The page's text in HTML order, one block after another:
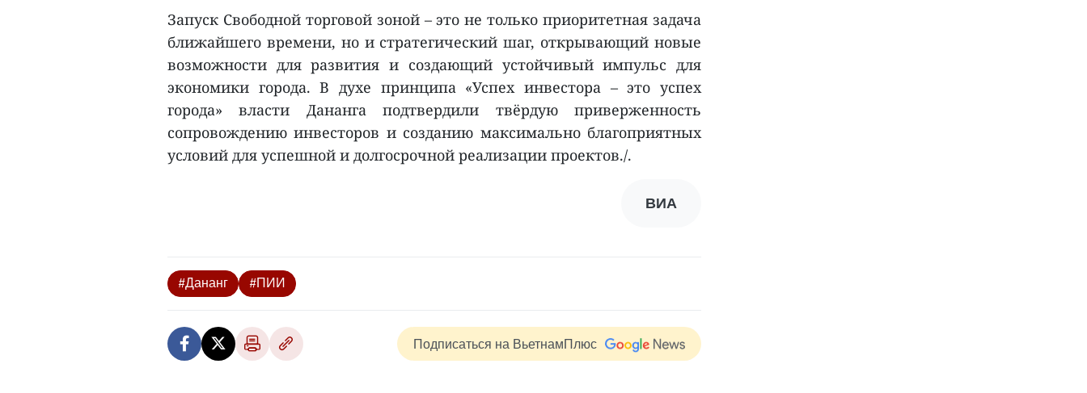
Запуск Свободной торговой зоной – это не только приоритетная задача
ближайшего времени, но и стратегический шаг, открывающий новые
возможности для развития и создающий устойчивый импульс для
экономики города. В духе принципа «Успех инвестора – это успех
города» власти Дананга подтвердили твёрдую приверженность
сопровождению инвесторов и созданию максимально благоприятных
условий для успешной и долгосрочной реализации проектов./.
ВИА
#Дананг #ПИИ
Подписаться на ВьетнамПлюс